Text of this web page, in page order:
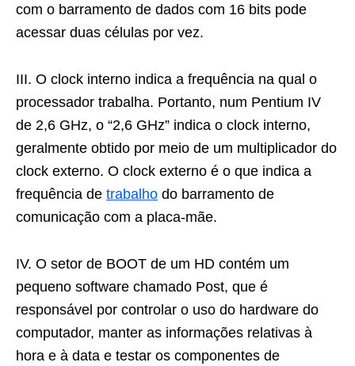
com o barramento de dados com 16 bits pode
acessar duas células por vez.
III. O clock interno indica a frequência na qual o
processador trabalha. Portanto, num Pentium IV
de 2,6 GHz, o “2,6 GHz” indica o clock interno,
geralmente obtido por meio de um multiplicador do
clock externo. O clock externo é o que indica a
frequência de trabalho do barramento de
comunicação com a placa-mãe.
IV. O setor de BOOT de um HD contém um
pequeno software chamado Post, que é
responsável por controlar o uso do hardware do
computador, manter as informações relativas à
hora e à data e testar os componentes de